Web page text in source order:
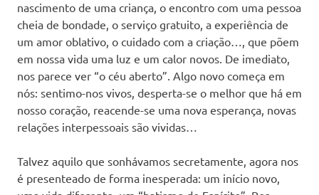
nascimento de uma criança, o encontro com uma pessoa
cheia de bondade, o serviço gratuito, a experiência de
um amor oblativo, o cuidado com a criação…, que põem
em nossa vida uma luz e um calor novos. De imediato,
nos parece ver “o céu aberto”. Algo novo começa em
nós: sentimo-nos vivos, desperta-se o melhor que há em
nosso coração, reacende-se uma nova esperança, novas
relações interpessoais são vividas…
Talvez aquilo que sonhávamos secretamente, agora nos
é presenteado de forma inesperada: um início novo,